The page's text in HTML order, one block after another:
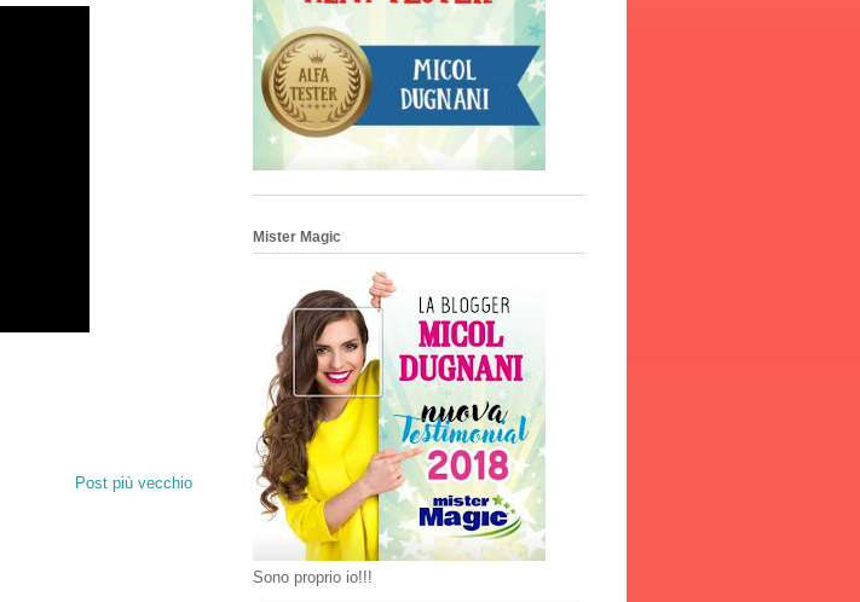
Post più vecchio
Mister Magic
Sono proprio io!!!